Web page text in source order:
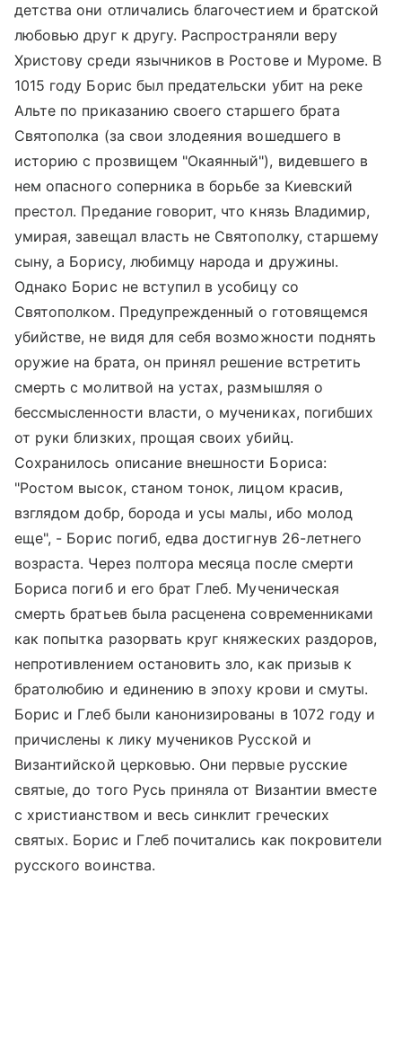
детства они отличались благочестием и братской
любовью друг к другу. Распространяли веру
Христову среди язычников в Ростове и Муроме. В
1015 году Борис был предательски убит на реке
Альте по приказанию своего старшего брата
Святополка (за свои злодеяния вошедшего в
историю с прозвищем "Окаянный"), видевшего в
нем опасного соперника в борьбе за Киевский
престол. Предание говорит, что князь Владимир,
умирая, завещал власть не Святополку, старшему
сыну, а Борису, любимцу народа и дружины.
Однако Борис не вступил в усобицу со
Святополком. Предупрежденный о готовящемся
убийстве, не видя для себя возможности поднять
оружие на брата, он принял решение встретить
смерть с молитвой на устах, размышляя о
бессмысленности власти, о мучениках, погибших
от руки близких, прощая своих убийц.
Сохранилось описание внешности Бориса:
"Ростом высок, станом тонок, лицом красив,
взглядом добр, борода и усы малы, ибо молод
еще", - Борис погиб, едва достигнув 26-летнего
возраста. Через полтора месяца после смерти
Бориса погиб и его брат Глеб. Мученическая
смерть братьев была расценена современниками
как попытка разорвать круг княжеских раздоров,
непротивлением остановить зло, как призыв к
братолюбию и единению в эпоху крови и смуты.
Борис и Глеб были канонизированы в 1072 году и
причислены к лику мучеников Русской и
Византийской церковью. Они первые русские
святые, до того Русь приняла от Византии вместе
с христианством и весь синклит греческих
святых. Борис и Глеб почитались как покровители
русского воинства.